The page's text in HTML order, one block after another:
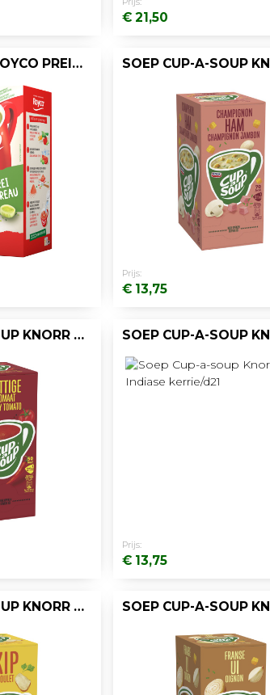
€ 21,50
MINUTE SOUP ROYCO PREI 200ML/25
Prijs:
€ 13,75
SOEP CUP-A-SOUP KNORR SPICY TOMATO/DS 21
Prijs:
€ 13,75
SOEP CUP-A-SOUP KNORR KIPPEN/DOOS 21